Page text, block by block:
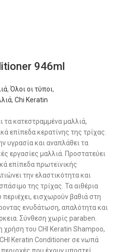
946ml
, Όλοι οι τύποι,
, Chi Keratin
κατεστραμμένα μαλλιά,
επίπεδα κερατίνης της τρίχας.
υγρασία και αναπλάθει τα
εργασίες μαλλιά. Προστατεύει
επίπεδα πρωτεϊνικής
την ελαστικότητα και
της τρίχας. Τα αιθέρια
εισχωρούν βαθιά στη
ενυδάτωση, απαλότητα και
Σύνθεση χωρίς paraben.
χρήση του CHI Keratin Shampoo,
Keratin Conditioner σε νωπά